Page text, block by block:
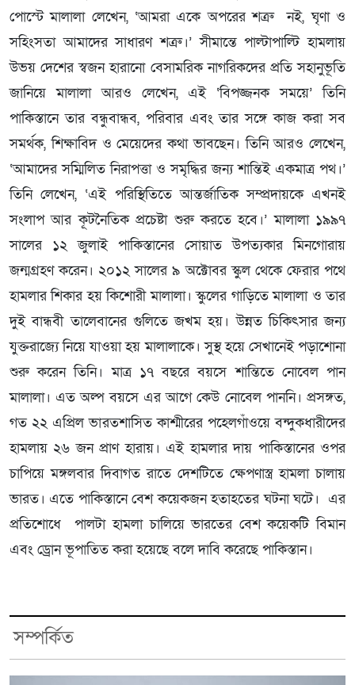
পোস্টে মালালা লেখেন, ‘আমরা একে অপরের শত্রু নই, ঘৃণা ও
সহিংসতা আমাদের সাধারণ শত্রু।’ সীমান্তে পাল্টাপাল্টি হামলায়
উভয় দেশের স্বজন হারানো বেসামরিক নাগরিকদের প্রতি সহানুভূতি
জানিয়ে মালালা আরও লেখেন, এই ‘বিপজ্জনক সময়ে’ তিনি
পাকিস্তানে তার বন্ধুবান্ধব, পরিবার এবং তার সঙ্গে কাজ করা সব
সমর্থক, শিক্ষাবিদ ও মেয়েদের কথা ভাবছেন। তিনি আরও লেখেন,
‘আমাদের সম্মিলিত নিরাপত্তা ও সমৃদ্ধির জন্য শান্তিই একমাত্র পথ।’
তিনি লেখেন, ‘এই পরিস্থিতিতে আন্তর্জাতিক সম্প্রদায়কে এখনই
সংলাপ আর কূটনৈতিক প্রচেষ্টা শুরু করতে হবে।’ মালালা ১৯৯৭
সালের ১২ জুলাই পাকিস্তানের সোয়াত উপত্যকার মিনগোরায়
জন্মগ্রহণ করেন। ২০১২ সালের ৯ অক্টোবর স্কুল থেকে ফেরার পথে
হামলার শিকার হয় কিশোরী মালালা। স্কুলের গাড়িতে মালালা ও তার
দুই বান্ধবী তালেবানের গুলিতে জখম হয়। উন্নত চিকিৎসার জন্য
যুক্তরাজ্যে নিয়ে যাওয়া হয় মালালাকে। সুস্থ হয়ে সেখানেই পড়াশোনা
শুরু করেন তিনি। মাত্র ১৭ বছরে বয়সে শান্তিতে নোবেল পান
মালালা। এত অল্প বয়সে এর আগে কেউ নোবেল পাননি। প্রসঙ্গত,
গত ২২ এপ্রিল ভারতশাসিত কাশ্মীরের পহেলগাঁওয়ে বন্দুকধারীদের
হামলায় ২৬ জন প্রাণ হারায়। এই হামলার দায় পাকিস্তানের ওপর
চাপিয়ে মঙ্গলবার দিবাগত রাতে দেশটিতে ক্ষেপণাস্ত্র হামলা চালায়
ভারত। এতে পাকিস্তানে বেশ কয়েকজন হতাহতের ঘটনা ঘটে। এর
প্রতিশোধে পালটা হামলা চালিয়ে ভারতের বেশ কয়েকটি বিমান
এবং ড্রোন ভূপাতিত করা হয়েছে বলে দাবি করেছে পাকিস্তান।
সম্পর্কিত